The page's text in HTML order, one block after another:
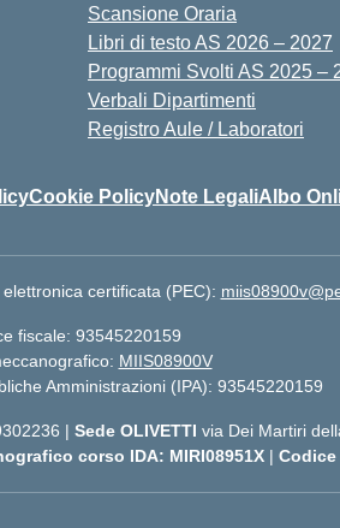
Scansione Oraria
Libri di testo AS 2026 – 2027
Programmi Svolti AS 2025 –
Verbali Dipartimenti
Registro Aule / Laboratori
Cookie PolicyNote LegaliAlbo
elettronica certificata (PEC):
fiscale: 93545220159
MIIS08900V
Amministrazioni (IPA): 93545220159
| Sede OLIVETTI via Dei Martiri
corso IDA: MIRI08951X | Codice